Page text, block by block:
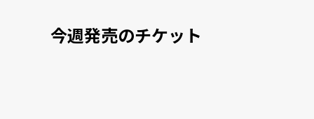
今週発売のチケット